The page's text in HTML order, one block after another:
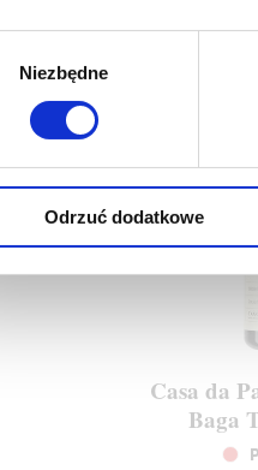
Niezbędne
Odrzuć dodatkowe
Casa da
Baga